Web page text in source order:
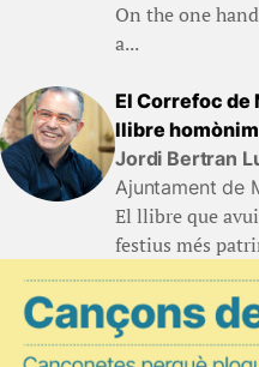
On the one
a...
El Correfoc de
llibre homònim
Jordi Bertran
Ajuntament de
El llibre que
festius més